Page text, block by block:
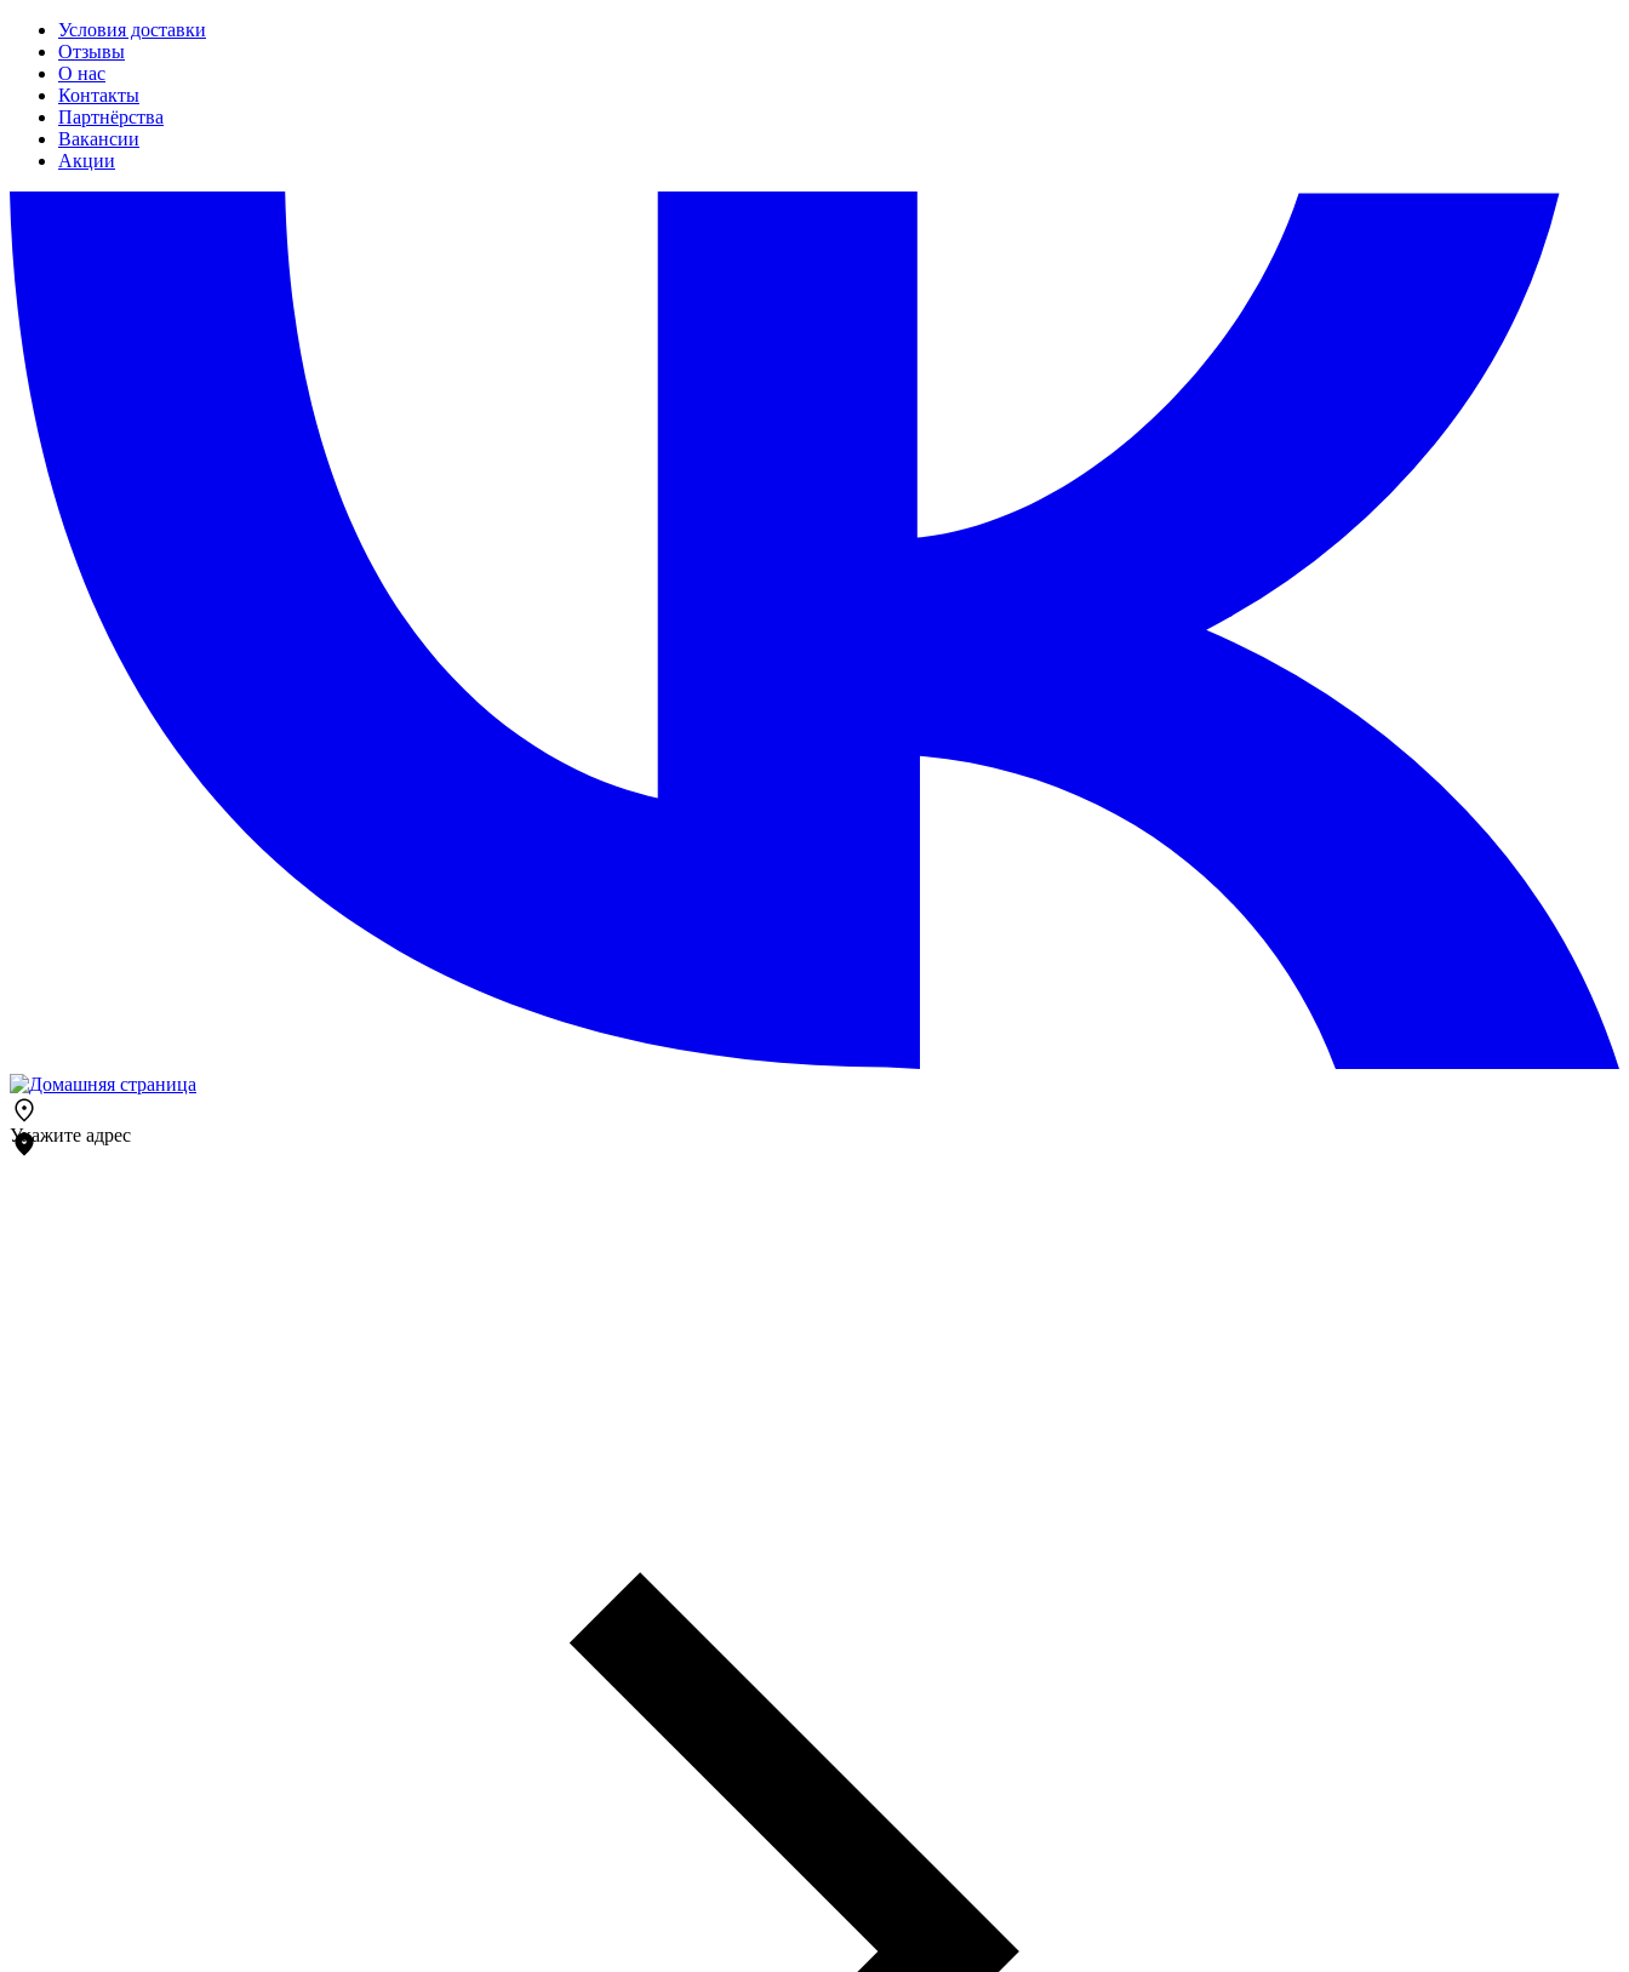
Условия доставки
Отзывы
О нас
Контакты
Партнёрства
Вакансии
Акции
Укажите адрес